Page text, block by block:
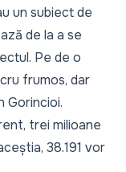
un subiect de
de la a se
Pe de o
frumos, dar
Gorincioi.
trei milioane
38.191 vor